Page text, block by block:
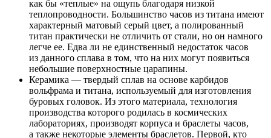
как бы «теплые» на ощупь благодаря низкой
теплопроводности. Большинство часов из титана имеют
характерный матовый серый цвет, а полированный
титан практически не отличить от стали, но он намного
легче ее. Едва ли не единственный недостаток часов
из данного сплава в том, что на них могут появиться
небольшие поверхностные царапины.
Керамика — твердый сплав на основе карбидов
вольфрама и титана, используемый для изготовления
буровых головок. Из этого материала, технология
производства которого родилась в космических
лабораториях, производят корпуса и браслеты часов,
а также некоторые элементы браслетов. Первой, кто